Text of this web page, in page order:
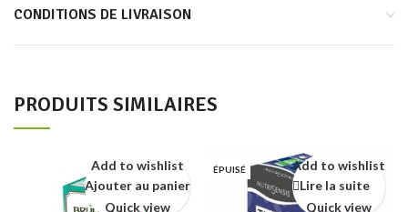
CONDITIONS DE LIVRAISON
PRODUITS SIMILAIRES
Add to wishlist
Ajouter au panier
Quick view
ÉPUISÉ
Add to wishlist
Lire la suite
Quick view